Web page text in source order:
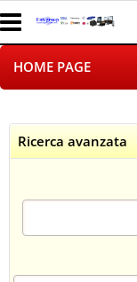
HOME PAGE
LOGISTICA
NEGOZI ON LINE
Ricerca avanzata